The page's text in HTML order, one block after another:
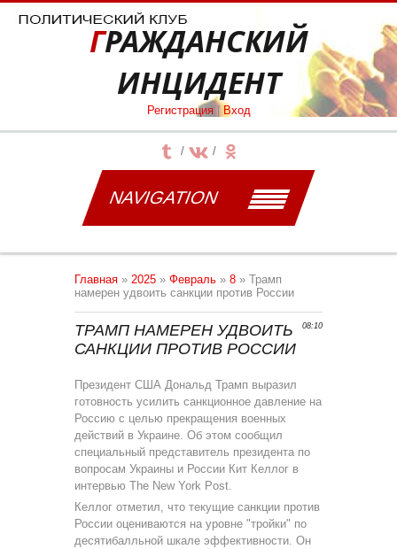
ГРАЖДАНСКИЙ
ИНЦИДЕНТ
Регистрация Вход
NAVIGATION
Главная » 2025 » Февраль » 8 » Трамп
намерен удвоить санкции против России
08:10
ТРАМП НАМЕРЕН УДВОИТЬ
САНКЦИИ ПРОТИВ РОССИИ
Президент США Дональд Трамп выразил
готовность усилить санкционное давление на
Россию с целью прекращения военных
действий в Украине. Об этом сообщил
специальный представитель президента по
вопросам Украины и России Кит Келлог в
интервью The New York Post.
Келлог отметил, что текущие санкции против
России оцениваются на уровне "тройки" по
десятибалльной шкале эффективности. Он